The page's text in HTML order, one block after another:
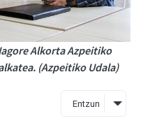
Alkorta Azpeitiko
(Azpeitiko Udala)
Entzun